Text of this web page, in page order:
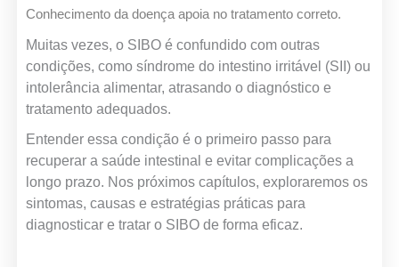
Conhecimento da doença apoia no tratamento correto.
Muitas vezes, o SIBO é confundido com outras
condições, como síndrome do intestino irritável (SII) ou
intolerância alimentar, atrasando o diagnóstico e
tratamento adequados.
Entender essa condição é o primeiro passo para
recuperar a saúde intestinal e evitar complicações a
longo prazo. Nos próximos capítulos, exploraremos os
sintomas, causas e estratégias práticas para
diagnosticar e tratar o SIBO de forma eficaz.